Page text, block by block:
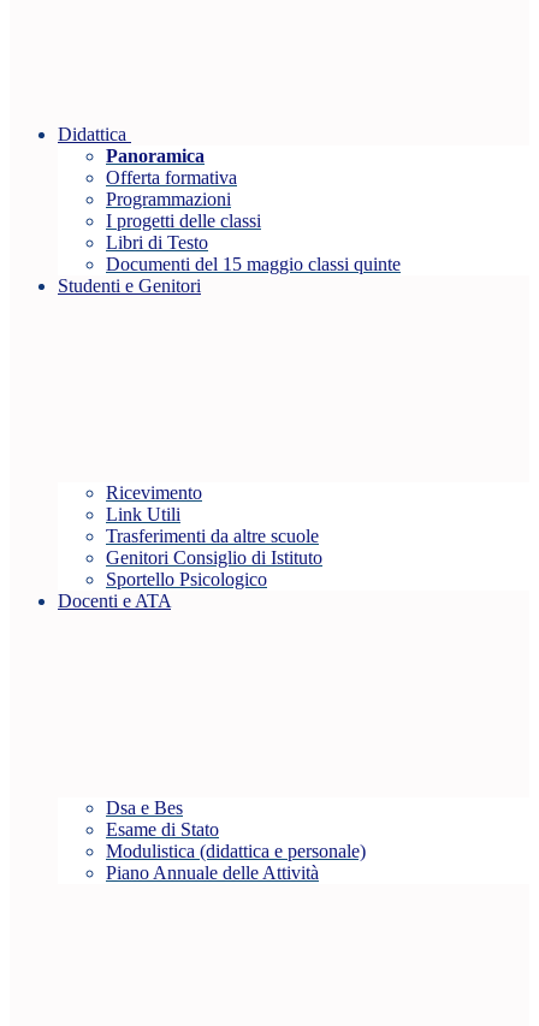
Didattica
Panoramica
Offerta formativa
Programmazioni
I progetti delle classi
Libri di Testo
Documenti del 15 maggio classi quinte
Studenti e Genitori
Ricevimento
Link Utili
Trasferimenti da altre scuole
Genitori Consiglio di Istituto
Sportello Psicologico
Docenti e ATA
Dsa e Bes
Esame di Stato
Modulistica (didattica e personale)
Piano Annuale delle Attività